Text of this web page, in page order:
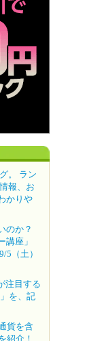
。 ラン
報、お
かりや
のか？
講座」
5（土）
注目する
を、記
貨を含
紹介！